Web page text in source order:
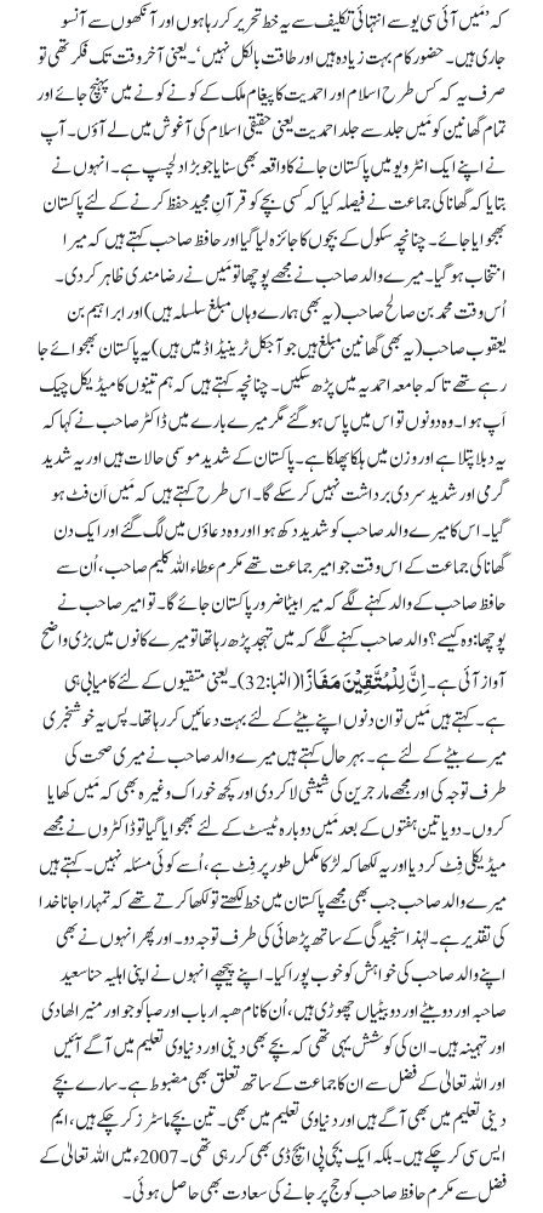
کہ’مَیں آئی سی یو سے انتہائی تکلیف سے یہ خط تحریر کر رہا ہوں اور آنکھوں سے آنسو
جاری ہیں۔ حضور کام بہت زیادہ ہیں اور طاقت بالکل نہیں‘۔ یعنی آخر وقت تک فکر تھی تو
صرف یہ کہ کس طرح اسلام اور احمدیت کاپیغام ملک کے کونے کونے میں پہنچ جائے اور
تمام گھانین کو مَیں جلد سے جلد احمدیت یعنی حقیقی اسلام کی آغوش میں لے آؤں۔ آپ
نے اپنے ایک انٹرویو میں پاکستان جانے کا واقعہ بھی سنایا جو بڑا دلچسپ ہے۔ انہوں نے
بتایا کہ گھانا کی جماعت نے فیصلہ کیا کہ کسی بچے کو قرآنِ مجید حفظ کرنے کے لئے پاکستان
بھجوایا جائے۔ چنانچہ سکول کے بچوں کا جائزہ لیا گیا اور حافظ صاحب کہتے ہیں کہ میرا
انتخاب ہو گیا۔ میرے والد صاحب نے مجھے پوچھا تو مَیں نے رضا مندی ظاہر کر دی۔
اُس وقت محمد بن صالح صاحب (یہ بھی ہمارے وہاں مبلغ سلسلہ ہیں) اور ابراہیم بن
یعقوب صاحب (یہ بھی گھانین مبلغ ہیں جو آجکل ٹرینیڈاڈ میں ہیں) یہ پاکستان بھجوائے جا
رہے تھے تا کہ جامعہ احمدیہ میں پڑھ سکیں۔ چنانچہ کہتے ہیں کہ ہم تینوں کا میڈیکل چیک
اَپ ہوا۔ وہ دونوں تو اس میں پاس ہو گئے مگر میرے بارے میں ڈاکٹر صاحب نے کہا کہ
یہ دبلا پتلا ہے اور وزن میں ہلکا پھلکا ہے۔ پاکستان کے شدید موسمی حالات ہیں اور یہ شدید
گرمی اور شدید سردی برداشت نہیں کر سکے گا۔ اس طرح کہتے ہیں کہ مَیں اَن فٹ ہو
گیا۔ اس کا میرے والد صاحب کو شدید دکھ ہوا اور وہ دعاؤں میں لگ گئے اور ایک دن
گھانا کی جماعت کے اس وقت جو امیر جماعت تھے مکرم عطاء اللہ کلیم صاحب، اُن سے
حافظ صاحب کے والد کہنے لگے کہ میرا بیٹا ضرور پاکستان جائے گا۔ تو امیر صاحب نے
پوچھا: وہ کیسے؟ والد صاحب کہنے لگے کہ میں تہجد پڑھ رہا تھا تو میرے کانوں میں بڑی واضح
آواز آئی ہے۔اِنَّ لِلْمُتَّقِیْنَ مَفَازًا
(النبا: 32)۔ یعنی متقیوں کے لئے کامیابی ہی
ہے۔ کہتے ہیں مَیں تو ان دنوں اپنے بیٹے کے لئے بہت دعائیں کر رہا تھا۔ پس یہ خوشخبری
میرے بیٹے کے لئے ہے۔ بہر حال کہتے ہیں میرے والد صاحب نے میری صحت کی
طرف توجہ کی اور مجھے مارجرین کی شیشی لا کر دی اور کچھ خوراک وغیرہ بھی کہ مَیں کھایا
کروں۔ دو یا تین ہفتوں کے بعد مَیں دوبارہ ٹیسٹ کے لئے بھجوایا گیا تو ڈاکٹروں نے مجھے
میڈیکلی فِٹ کر دیا اور یہ لکھا کہ لڑکا مکمل طور پر فِٹ ہے، اُسے کوئی مسئلہ نہیں۔ کہتے ہیں
میرے والد صاحب جب بھی مجھے پاکستان میں خط لکھتے تو لکھا کرتے تھے کہ تمہارا جانا خدا
کی تقدیر ہے۔ لہٰذا سنجیدگی کے ساتھ پڑھائی کی طرف توجہ دو۔ اور پھر انہوں نے بھی
اپنے والد صاحب کی خواہش کو خوب پورا کیا۔ اپنے پیچھے انہوں نے اپنی اہلیہ حنا سعید
صاحبہ اور دو بیٹے اور دو بیٹیاں چھوڑی ہیں، اُن کا نام ھبہ ارباب اور صبا کوجواور منیر الھادی
اور تہمینہ ہیں۔ ان کی کوشش یہی تھی کہ بچے بھی دینی اور دنیاوی تعلیم میں آگے آئیں
اور اللہ تعالیٰ کے فضل سے ان کا جماعت کے ساتھ تعلق بھی مضبوط ہے۔ سارے بچے
دینی تعلیم میں بھی آگے ہیں اور دنیاوی تعلیم میں بھی۔ تین بچے ماسٹرز کر چکے ہیں، ایم
ایس سی کر چکے ہیں۔ بلکہ ایک بچی پی ایچ ڈی بھی کر رہی تھی۔ 2007ء میں اللہ تعالیٰ کے
فضل سے مکرم حافظ صاحب کو حج پر جانے کی سعادت بھی حاصل ہوئی۔